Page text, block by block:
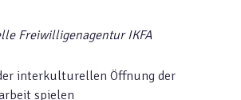
FreiwilligenagenturIKFA
interkulturellen Öffnung der
spielen